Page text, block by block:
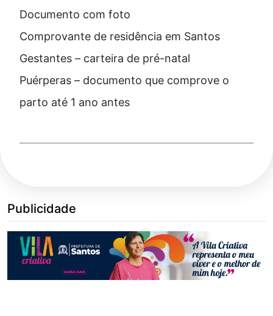
Documento com foto
Comprovante de residência em Santos
Gestantes – carteira de pré-natal
Puérperas – documento que comprove o
parto até 1 ano antes
Publicidade